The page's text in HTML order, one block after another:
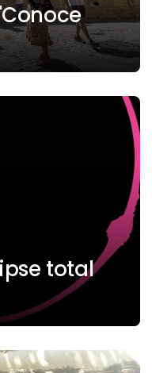
total